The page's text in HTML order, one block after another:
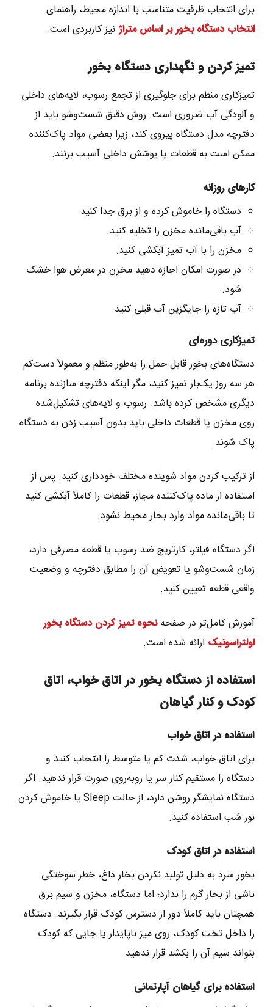
برای انتخاب ظرفیت متناسب با اندازه محیط، راهنمای
انتخاب دستگاه بخور بر اساس متراژنیز کاربردی است.
تمیز کردن و نگهداری دستگاه بخور
تمیزکاری منظم برای جلوگیری از تجمع رسوب، لایه‌های داخلی
و آلودگی آب ضروری است. روش دقیق شست‌وشو باید از
دفترچه مدل دستگاه پیروی کند، زیرا بعضی مواد پاک‌کننده
ممکن است به قطعات یا پوشش داخلی آسیب بزنند.
کارهای روزانه
دستگاه را خاموش کرده و از برق جدا کنید.
آب باقی‌مانده مخزن را تخلیه کنید.
مخزن را با آب تمیز آبکشی کنید.
در صورت امکان اجازه دهید مخزن در معرض هوا خشک
شود.
آب تازه را جایگزین آب قبلی کنید.
تمیزکاری دوره‌ای
دستگاه‌های بخور قابل حمل را به‌طور منظم و معمولاً دست‌کم
هر سه روز یک‌بار تمیز کنید، مگر اینکه دفترچه سازنده برنامه
دیگری مشخص کرده باشد. رسوب و لایه‌های تشکیل‌شده
روی مخزن یا قطعات داخلی باید بدون آسیب زدن به دستگاه
پاک شوند.
از ترکیب کردن مواد شوینده مختلف خودداری کنید. پس از
استفاده از ماده پاک‌کننده مجاز، قطعات را کاملاً آبکشی کنید
تا باقی‌مانده مواد وارد بخار محیط نشود.
اگر دستگاه فیلتر، کارتریج ضد رسوب یا قطعه مصرفی دارد،
زمان شست‌وشو یا تعویض آن را مطابق دفترچه و وضعیت
واقعی قطعه تعیین کنید.
آموزش کامل‌تر در صفحهنحوه تمیز کردن دستگاه بخور
اولتراسونیک ارائه شده است.
استفاده از دستگاه بخور در اتاق خواب، اتاق
کودک و کنار گیاهان
استفاده در اتاق خواب
برای اتاق خواب، شدت کم یا متوسط را انتخاب کنید و
دستگاه را مستقیم کنار سر یا روبه‌روی صورت قرار ندهید. اگر
دستگاه نمایشگر روشن دارد، از حالت Sleep یا خاموش کردن
نور شب استفاده کنید.
استفاده در اتاق کودک
بخور سرد به دلیل تولید نکردن بخار داغ، خطر سوختگی
ناشی از بخار گرم را ندارد؛ اما دستگاه، مخزن و سیم برق
همچنان باید کاملاً دور از دسترس کودک قرار بگیرند. دستگاه
را داخل تخت کودک، روی میز ناپایدار یا جایی که کودک
بتواند سیم آن را بکشد قرار ندهید.
استفاده برای گیاهان آپارتمانی